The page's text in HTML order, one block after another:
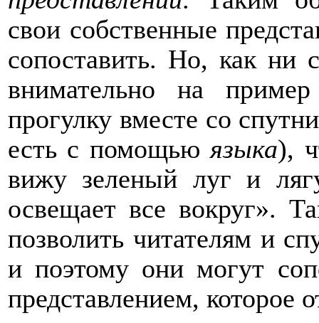
свои собственные
сопоставить. Но, как ни
внимательно на
прогулку вместе со
есть с помощьюязыка),
вижу зеленый луг и
освещает все вокруг».
позволить читателям и
и поэтому они могут соп
представлением, которое